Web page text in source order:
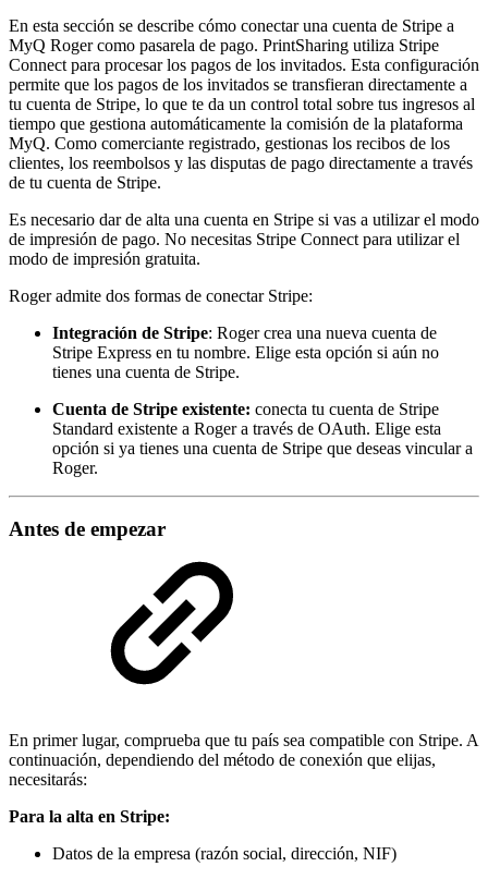
En esta sección se describe cómo conectar una cuenta de Stripe a
MyQ Roger como pasarela de pago. PrintSharing utiliza Stripe
Connect para procesar los pagos de los invitados. Esta configuración
permite que los pagos de los invitados se transfieran directamente a
tu cuenta de Stripe, lo que te da un control total sobre tus ingresos al
tiempo que gestiona automáticamente la comisión de la plataforma
MyQ. Como comerciante registrado, gestionas los recibos de los
clientes, los reembolsos y las disputas de pago directamente a través
de tu cuenta de Stripe.
Es necesario dar de alta una cuenta en Stripe si vas a utilizar el modo
de impresión de pago. No necesitas Stripe Connect para utilizar el
modo de impresión gratuita.
Roger admite dos formas de conectar Stripe:
Integración de Stripe: Roger crea una nueva cuenta de
Stripe Express en tu nombre. Elige esta opción si aún no
tienes una cuenta de Stripe.
Cuenta de Stripe existente: conecta tu cuenta de Stripe
Standard existente a Roger a través de OAuth. Elige esta
opción si ya tienes una cuenta de Stripe que deseas vincular a
Roger.
Antes de empezar
En primer lugar, comprueba que tu país sea compatible con Stripe. A
continuación, dependiendo del método de conexión que elijas,
necesitarás:
Para la alta en Stripe:
Datos de la empresa (razón social, dirección, NIF)